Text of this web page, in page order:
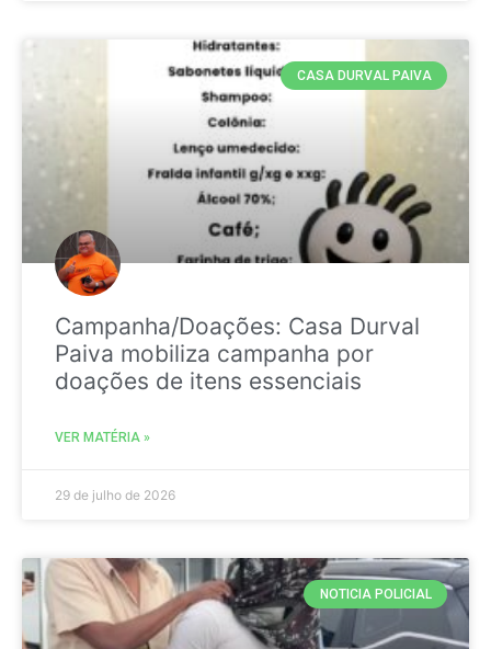
CASA DURVAL PAIVA
Campanha/Doações: Casa Durval
Paiva mobiliza campanha por
doações de itens essenciais
VER MATÉRIA »
29 de julho de 2026
NOTICIA POLICIAL